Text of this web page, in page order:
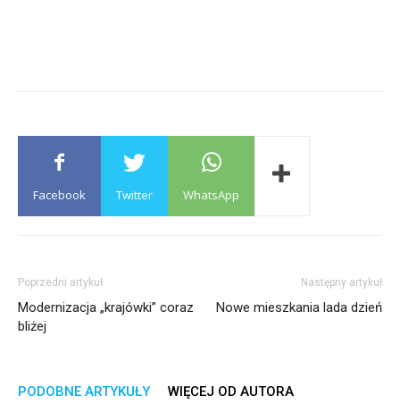
Facebook Twitter WhatsApp
Poprzedni artykuł
Modernizacja „krajówki” coraz
bliżej
Następny artykuł
Nowe mieszkania lada dzień
PODOBNE ARTYKUŁY WIĘCEJ OD AUTORA